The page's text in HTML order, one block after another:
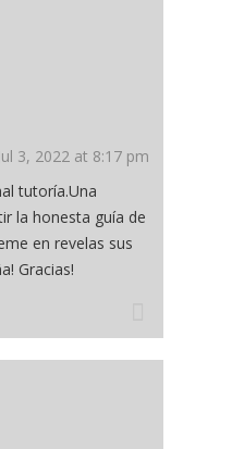
3, 2022 at 8:17 pm
tutoría.Una
la honesta guía de
en revelas sus
Gracias!